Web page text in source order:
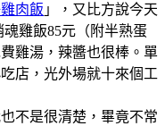
雞肉飯 」，又比方說今天
雞飯85元（附半熟蛋
雞湯，辣醬也很棒。單
店，光外場就十來個工
不是很清楚，畢竟不常